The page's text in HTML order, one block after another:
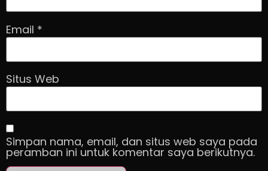
Email *
Situs Web
Simpan nama, email, dan situs web saya pada
peramban ini untuk komentar saya berikutnya.